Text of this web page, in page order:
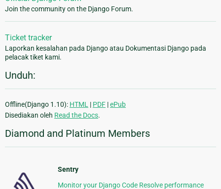
Join the community on the Django Forum.
Ticket tracker
Laporkan kesalahan pada Django atau Dokumentasi Django pada
pelacak tiket kami.
Unduh:
Offline(Django 1.10): HTML | PDF |ePub
Disediakan oleh Read the Docs.
Diamond and Platinum Members
Sentry
Monitor your Django Code Resolve performance